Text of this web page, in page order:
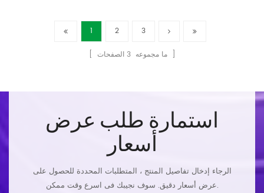
1 2 3
[ ما مجموعه3 الصفحات ]
استمارة طلب عرض
أسعار
الرجاء إدخال تفاصيل المنتج ، المتطلبات المحددة للحصول على
عرض أسعار دقيق. سوف نجيبك فى اسرع وقت ممكن.